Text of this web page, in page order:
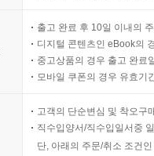
출고 완료 후 10일 이내의
디지털 콘텐츠인 eBook의
중고상품의 경우 출고 완료
모바일 쿠폰의 경우 유효기
고객의 단순변심 및 착오구
직수입양서/직수입일서중
단, 아래의 주문/취소 조건